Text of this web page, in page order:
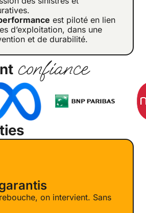
est piloté en lien
d’exploitation, dans une
et de durabilité.
confiance
on intervient. Sans